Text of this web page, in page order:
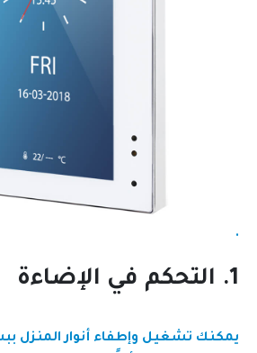
.
1. التحكم في الإضاءة
يمكنك تشغيل وإطفاء أنوار المنزل